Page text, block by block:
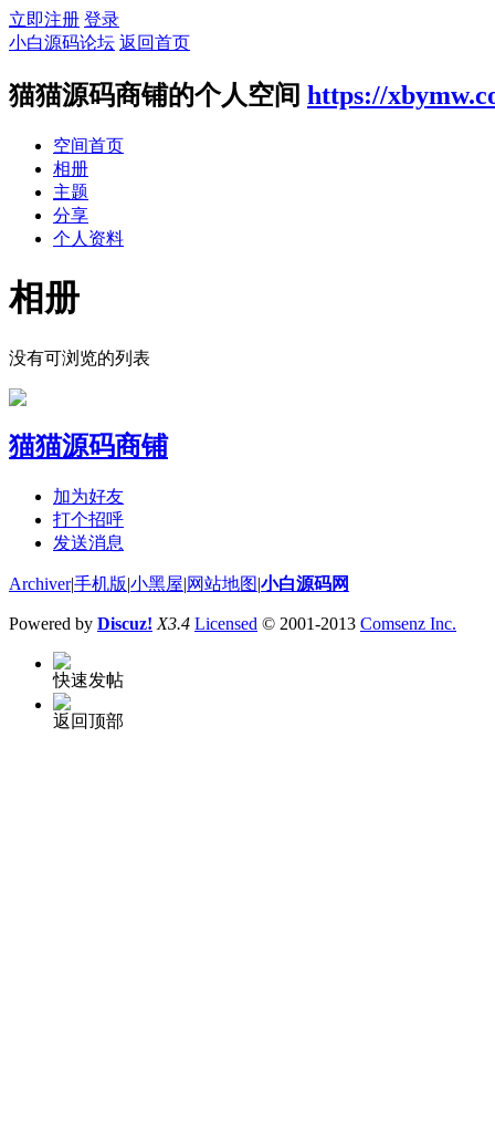
立即注册 登录
小白源码论坛 返回首页
猫猫源码商铺的个人空间 https://
空间首页
相册
主题
分享
个人资料
相册
没有可浏览的列表
猫猫源码商铺
加为好友
打个招呼
发送消息
Archiver|手机版|小黑屋|网站地图|小白源码网
Powered by Discuz! X3.4 Licensed © 2001-2013 Comsenz Inc.
快速发帖
返回顶部